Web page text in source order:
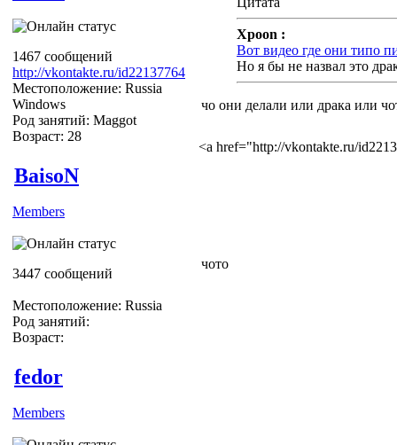
1467 сообщений
http://vkontakte.ru/id22137764
Местоположение: Russia
Windows
Род занятий: Maggot
Возраст: 28
Xpoon :
Вот видео где они типо
Но я бы не назвал это
чо они делали или драка или
<a href="http://vkontakte.ru/
BaisoN
Members
3447 сообщений
Местоположение: Russia
Род занятий:
Возраст:
чото
fedor
Members